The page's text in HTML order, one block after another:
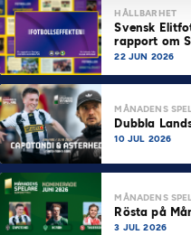
HÅLLBARHET
Svensk
rapport om
samhällskraft
22 JUN 2026
MÅNADENS
Dubbla
10 JUL 2026
MÅNADENS
Rösta på
3 JUL 2026